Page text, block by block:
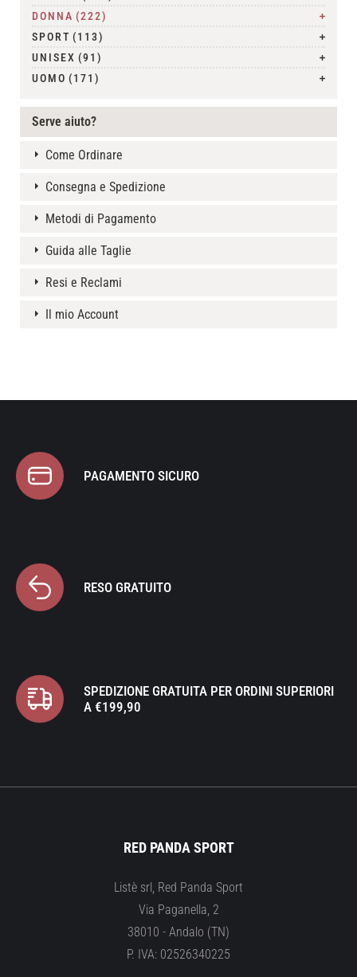
DONNA (222)
SPORT (113)
UNISEX (91)
UOMO (171)
Serve aiuto?
Come Ordinare
Consegna e Spedizione
Metodi di Pagamento
Guida alle Taglie
Resi e Reclami
Il mio Account
PAGAMENTO SICURO
RESO GRATUITO
SPEDIZIONE GRATUITA PER ORDINI SUPERIORI
A €199,90
RED PANDA SPORT
Listè srl, Red Panda Sport
Via Paganella, 2
38010 - Andalo (TN)
P. IVA: 02526340225